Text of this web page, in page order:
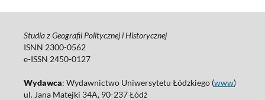
Studia z Geografii Politycznej i Historycznej
ISNN 2300-0562
e-ISSN 2450-0127
Wydawca: Wydawnictwo Uniwersytetu Łódzkiego (www)
ul. Jana Matejki 34A, 90-237 Łódź